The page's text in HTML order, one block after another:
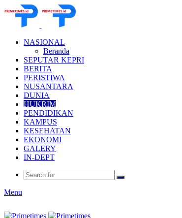
NASIONAL
Beranda
SEPUTAR KEPRI
BERITA
PERISTIWA
NUSANTARA
DUNIA
HUKRIM
PENDIDIKAN
KAMPUS
KESEHATAN
EKONOMI
GALERY
IN-DEPT
Menu